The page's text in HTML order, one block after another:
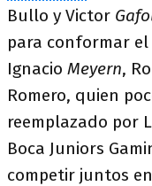
Bullo y Victor
para conformar
Ignacio Meyern,
Romero, quien
reemplazado por
Boca Juniors
competir juntos